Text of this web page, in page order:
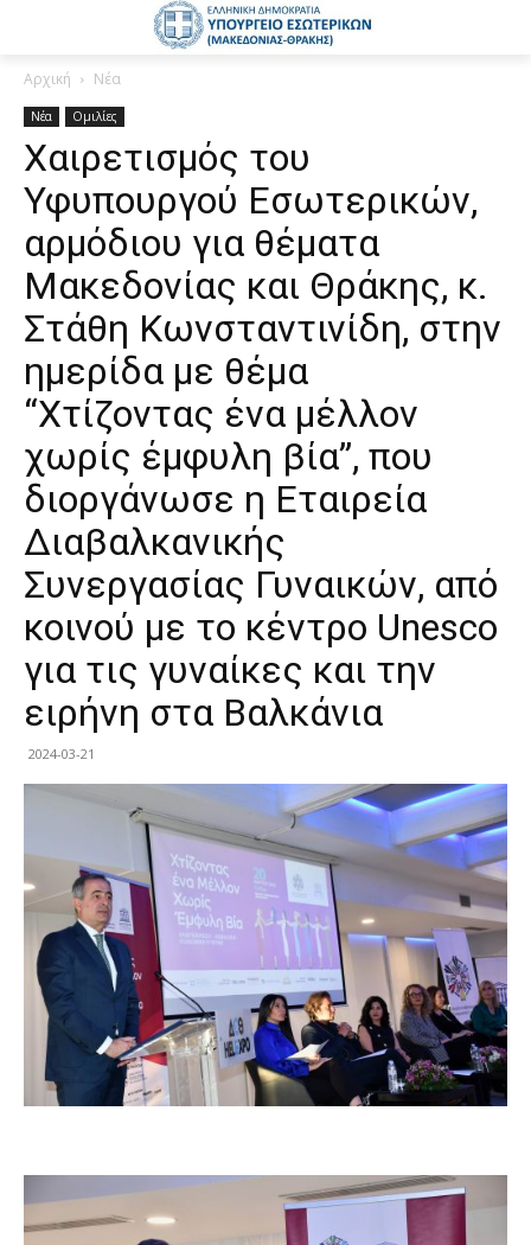
Αρχική Νέα
Νέα Ομιλίες
Χαιρετισμός του
Υφυπουργού Εσωτερικών,
αρμόδιου για θέματα
Μακεδονίας και Θράκης, κ.
Στάθη Κωνσταντινίδη, στην
ημερίδα με θέμα
“Χτίζοντας ένα μέλλον
χωρίς έμφυλη βία”, που
διοργάνωσε η Εταιρεία
Διαβαλκανικής
Συνεργασίας Γυναικών, από
κοινού με το κέντρο Unesco
για τις γυναίκες και την
ειρήνη στα Βαλκάνια
2024-03-21